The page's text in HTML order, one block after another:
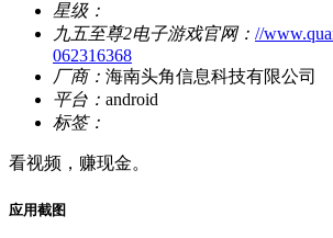
星级：
九五至尊2电子游戏官网： //
062316368
厂商： 海南头角信息科技有限公司
平台： android
标签：
看视频，赚现金。
应用截图